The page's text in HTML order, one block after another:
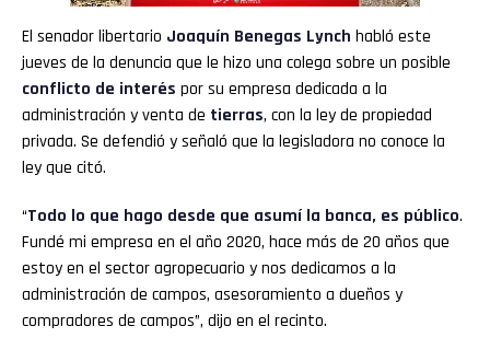
El senador libertario Joaquín Benegas Lynch habló este
jueves de la denuncia que le hizo una colega sobre un posible
conflicto de interés por su empresa dedicada a la
administración y venta de tierras, con la ley de propiedad
privada. Se defendió y señaló que la legisladora no conoce la
ley que citó.
“Todo lo que hago desde que asumí la banca, es público.
Fundé mi empresa en el año 2020, hace más de 20 años que
estoy en el sector agropecuario y nos dedicamos a la
administración de campos, asesoramiento a dueños y
compradores de campos”, dijo en el recinto.